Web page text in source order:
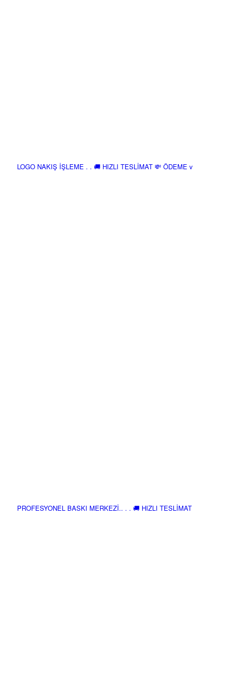
LOGO NAKIŞ İŞLEME . . 🚚 HIZLI TESLİMAT 💸 ÖDEME v
PROFESYONEL BASKI MERKEZİ.. . . 🚚 HIZLI TESLİMAT